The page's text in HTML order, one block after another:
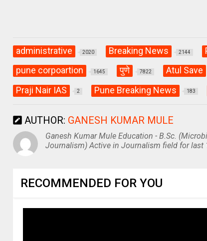
administrative 2020 Breaking News 2144
pune corpoartion 1645 पुणे 7822 Atul Save
Praji Nair IAS 2 Pune Breaking News 183
AUTHOR: GANESH KUMAR MULE
Ganesh Kumar Mule Education - B.Sc.
Journalism) Active in Journalism field for last
RECOMMENDED FOR YOU